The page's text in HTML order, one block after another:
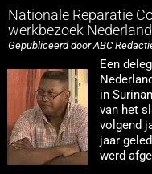
Nationale Reparatie
werkbezoek
Gepubliceerd door ABC
Een
in
van het
volgend
jaar
werd